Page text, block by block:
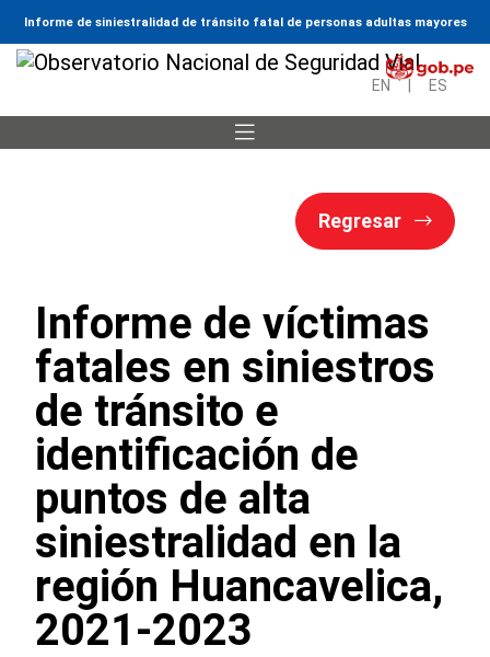
Informe de siniestralidad de tránsito fatal de personas adultas mayores
EN ES
Regresar
Informe de víctimas
fatales en siniestros
de tránsito e
identificación de
puntos de alta
siniestralidad en la
región Huancavelica,
2021-2023